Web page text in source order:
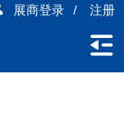
展商登录 / 注册